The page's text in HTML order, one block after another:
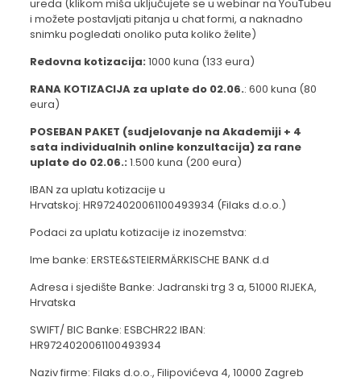
ureda (klikom miša uključujete se u webinar na YouTubeu
i možete postavljati pitanja u chat formi, a naknadno
snimku pogledati onoliko puta koliko želite)
Redovna kotizacija:1000 kuna (133 eura)
RANA KOTIZACIJA za uplate do 02.06.: 600 kuna (80
eura)
POSEBAN PAKET (sudjelovanje na Akademiji + 4
sata individualnih online konzultacija) za rane
uplate do 02.06.:1.500 kuna (200 eura)
IBAN za uplatu kotizacije u
Hrvatskoj: HR9724020061100493934 (Filaks d.o.o.)
Podaci za uplatu kotizacije iz inozemstva:
Ime banke: ERSTE&STEIERMÄRKISCHE BANK d.d
Adresa i sjedište Banke: Jadranski trg 3 a, 51000 RIJEKA,
Hrvatska
SWIFT/ BIC Banke: ESBCHR22 IBAN:
HR9724020061100493934
Naziv firme: Filaks d.o.o., Filipovićeva 4, 10000 Zagreb